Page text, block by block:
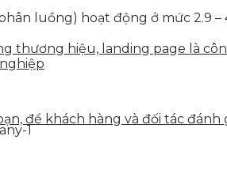
thương hiệu, landing page là
để khách hàng và đối tác
luồng) hoạt động ở mức 2.9 –